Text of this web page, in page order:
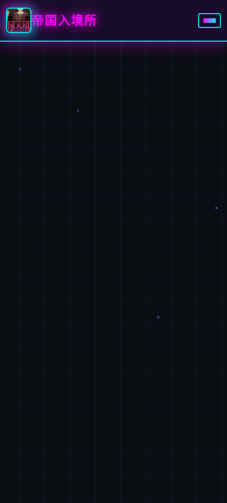
帝国入境所